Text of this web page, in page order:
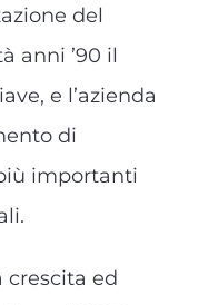
del
anni ’90 il
e l’azienda
di
importanti
crescita ed